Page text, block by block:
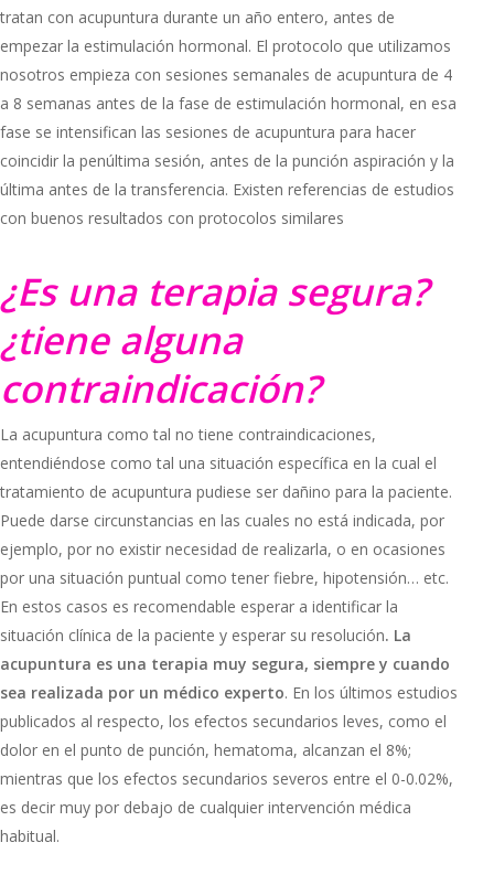
tratan con acupuntura durante un año entero, antes de
empezar la estimulación hormonal. El protocolo que utilizamos
nosotros empieza con sesiones semanales de acupuntura de 4
a 8 semanas antes de la fase de estimulación hormonal, en esa
fase se intensifican las sesiones de acupuntura para hacer
coincidir la penúltima sesión, antes de la punción aspiración y la
última antes de la transferencia. Existen referencias de estudios
con buenos resultados con protocolos similares
¿Es una terapia segura?
¿tiene alguna
contraindicación?
La acupuntura como tal no tiene contraindicaciones,
entendiéndose como tal una situación específica en la cual el
tratamiento de acupuntura pudiese ser dañino para la paciente.
Puede darse circunstancias en las cuales no está indicada, por
ejemplo, por no existir necesidad de realizarla, o en ocasiones
por una situación puntual como tener fiebre, hipotensión… etc.
En estos casos es recomendable esperar a identificar la
situación clínica de la paciente y esperar su resolución. La
acupuntura es una terapia muy segura, siempre y cuando
sea realizada por un médico experto. En los últimos estudios
publicados al respecto, los efectos secundarios leves, como el
dolor en el punto de punción, hematoma, alcanzan el 8%;
mientras que los efectos secundarios severos entre el 0-0.02%,
es decir muy por debajo de cualquier intervención médica
habitual.